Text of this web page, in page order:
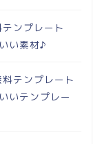
ンプレート
い素材♪
テンプレート
いテンプレー